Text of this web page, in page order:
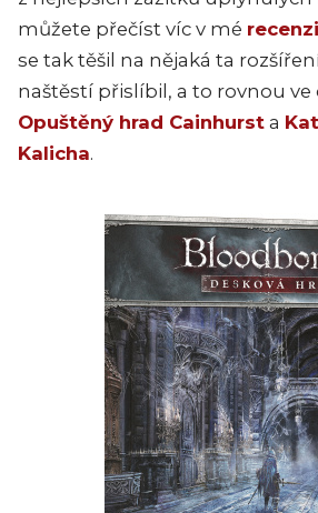
můžete přečíst víc v mé recenzi
se tak těšil na nějaká ta
naštěstí přislíbil, a to rovnou ve
Opuštěný hrad Cainhurst a
Kalicha.